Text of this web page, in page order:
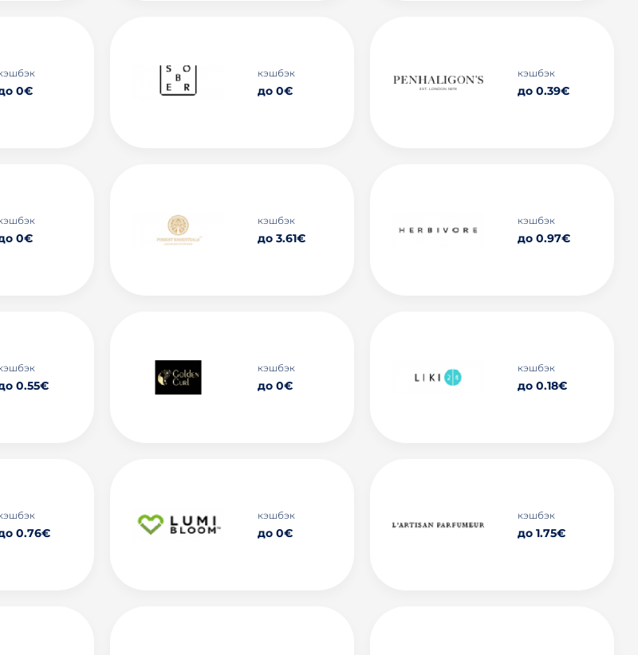
0€
кэшбэк
до 0€
кэшбэк
до 0.39€
0€
кэшбэк
до 3.61€
кэшбэк
до 0.97€
0.55€
кэшбэк
до 0€
кэшбэк
до 0.18€
0.76€
кэшбэк
до 0€
кэшбэк
до 1.75€